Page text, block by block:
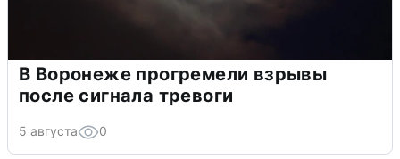
В Воронеже прогремели взрывы
после сигнала тревоги
5 августа 0